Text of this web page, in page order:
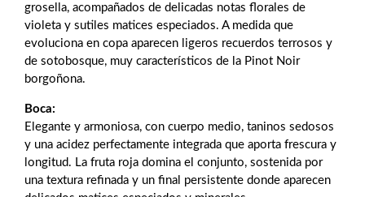
grosella, acompañados de delicadas notas florales de
violeta y sutiles matices especiados. A medida que
evoluciona en copa aparecen ligeros recuerdos terrosos y
de sotobosque, muy característicos de la Pinot Noir
borgoñona.
Boca:
Elegante y armoniosa, con cuerpo medio, taninos sedosos
y una acidez perfectamente integrada que aporta frescura y
longitud. La fruta roja domina el conjunto, sostenida por
una textura refinada y un final persistente donde aparecen